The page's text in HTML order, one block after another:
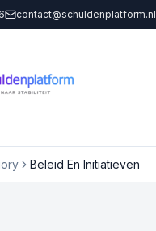
contact@schuldenplatform.nl
Beleid En Initiatieven